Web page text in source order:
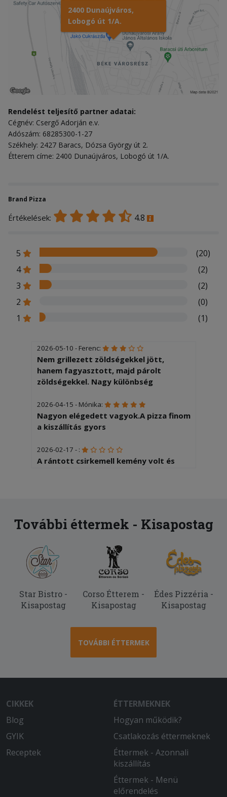
2400 Dunaújváros,
Lobogó út 1/A.
Rendelést teljesítő partner adatai:
Cégnév: Csergő Adorján e.v.
Adószám: 68285300-1-27
Székhely: 2427 Baracs, Dózsa György út 2.
Étterem címe: 2400 Dunaújváros, Lobogó út 1/A.
Brand Pizza
Értékelések: 4.8
5
(20)
4
(2)
3
(2)
2
(0)
1
(1)
2026-05-10 - Ferenc:
Nem grillezett zöldségekkel jött,
hanem fagyasztott, majd párolt
zöldségekkel. Nagy különbség
2026-04-15 - Mónika:
Nagyon elégedett vagyok.A pizza finom
a kiszállítás gyors
2026-02-17 - :
A rántott csirkemell kemény volt és
Teljes mértékben elégedett voltam!
Az étel jó volt, a futár gyors és
udvarias. Köszönöm.
Az étel finom volt, a futár udvarias
Köszönöm.
2025-08-26 - :
Gyors, precíz szállítás,îzletes finom
hogy már csak langyos volt.
Finom volt a pizza. Fogunk még
Maximálisan elégedettek vagyunk
minden rendelés alkalmával!
További éttermek - Kisapostag
Star Bistro -
Kisapostag
Corso Étterem -
Kisapostag
Édes Pizzéria -
Kisapostag
TOVÁBBI ÉTTERMEK
CIKKEK
Blog
GYIK
Receptek
ÉTTERMEKNEK
Hogyan működik?
Csatlakozás éttermeknek
Éttermek - Azonnali
kiszállítás
Éttermek - Menü
előrendelés